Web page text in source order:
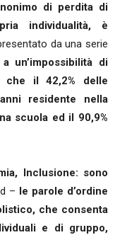
di perdita di
individualità, è
da una serie
a un’impossibilità di
che il 42,2% delle
residente nella
scuola ed il 90,9%
Inclusione: sono
– le parole d’ordine
che consenta
e di gruppo,